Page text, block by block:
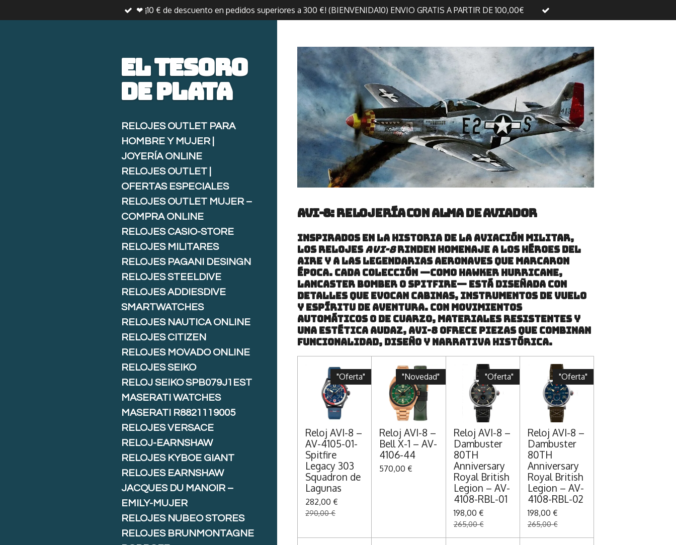
al
❤ ¡10 € de descuento en pedidos superiores a 300 €! (BIENVENIDA10) ENVIO GRATIS A PARTIR DE 100,00€
AVI-8: Relojería con alma de aviador
Inspirados en la historia de la aviación militar,
los relojesAVI-8rinden homenaje a los héroes del
aire y a las legendarias aeronaves que marcaron
época. Cada colección —como Hawker Hurricane,
Lancaster Bomber o Spitfire— está diseñada con
detalles que evocan cabinas, instrumentos de vuelo
y espíritu de aventura. Con movimientos
automáticos o de cuarzo, materiales resistentes y
una estética audaz, AVI-8 ofrece piezas que combinan
funcionalidad, diseño y narrativa histórica.
"Oferta"
Reloj AVI-8 –
AV-4105-01-
Spitfire
Legacy 303
Squadron de
Lagunas
282,00 €
290,00 €
"Novedad"
Reloj AVI-8 –
Bell X-1 – AV-
4106-44
570,00 €
"Oferta"
Reloj AVI-8 –
Dambuster
80TH
Anniversary
Royal British
Legion – AV-
4108-RBL-01
198,00 €
265,00 €
"Oferta"
Reloj AVI-8 –
Dambuster
80TH
Anniversary
Royal British
Legion – AV-
4108-RBL-02
198,00 €
265,00 €
El tesoro
deplata
RELOJES OUTLET PARA
HOMBRE Y MUJER |
JOYERÍA ONLINE
RELOJES OUTLET |
OFERTAS ESPECIALES
RELOJES OUTLET MUJER –
COMPRA ONLINE
RELOJES CASIO-STORE
RELOJES MILITARES
RELOJES PAGANI DESINGN
RELOJES STEELDIVE
RELOJES ADDIESDIVE
SMARTWATCHES
RELOJES NAUTICA ONLINE
RELOJES CITIZEN
RELOJES MOVADO ONLINE
RELOJES SEIKO
RELOJ SEIKO SPB079J1EST
MASERATI WATCHES
MASERATI R8821119005
RELOJES VERSACE
RELOJ-EARNSHAW
RELOJES KYBOE GIANT
RELOJES EARNSHAW
JACQUES DU MANOIR –
EMILY-MUJER
RELOJES NUBEO STORES
RELOJES BRUNMONTAGNE